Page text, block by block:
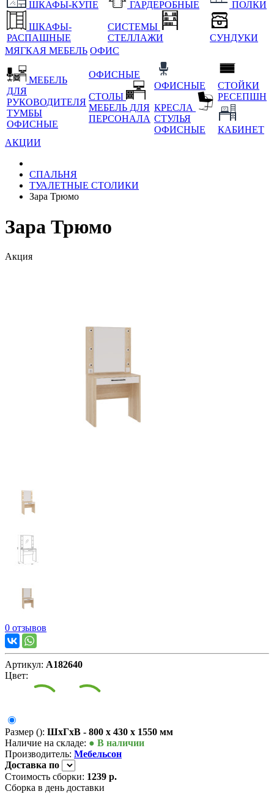
ШКАФЫ-КУПЕ
ШКАФЫ-
РАСПАШНЫЕ
ГАРДЕРОБНЫЕ
СИСТЕМЫ
СТЕЛЛАЖИ
ПОЛКИ
СУНДУКИ
МЯГКАЯ МЕБЕЛЬ ОФИС
МЕБЕЛЬ
ДЛЯ
РУКОВОДИТЕЛЯ
ТУМБЫ
ОФИСНЫЕ
ОФИСНЫЕ
СТОЛЫ
МЕБЕЛЬ ДЛЯ
ПЕРСОНАЛА
ОФИСНЫЕ
КРЕСЛА
СТУЛЬЯ
ОФИСНЫЕ
СТОЙКИ
РЕСЕПШН
КАБИНЕТ
АКЦИИ
СПАЛЬНЯ
ТУАЛЕТНЫЕ СТОЛИКИ
Зара Трюмо
Зара Трюмо
Акция
0 отзывов
Артикул: А182640
Цвет:
Размер (): ШxГxВ - 800 x 430 x 1550 мм
Наличие на складе: ● В наличии
Производитель: Мебельсон
Доставка по
Стоимость сборки: 1239 р.
Сборка в день доставки